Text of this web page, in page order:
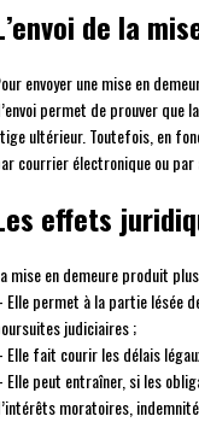
de la
envoyer une mise en
permet de prouver
ultérieur. Toutefois, en
courrier électronique ou par
effets
mise en demeure produit
Elle permet à la partie lésée
judiciaires ;
Elle fait courir les délais
Elle peut entraîner, si les
moratoires,